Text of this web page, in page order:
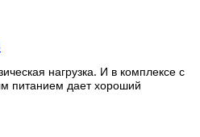
нагрузка. И в комплексе с
питанием дает хороший